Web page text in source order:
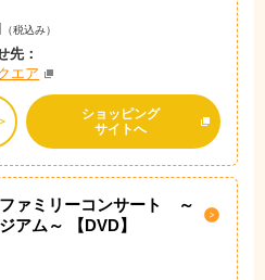
（税込み）
先：
エア
ショッピング
サイトへ
ァミリーコンサート ～
アム～ 【DVD】